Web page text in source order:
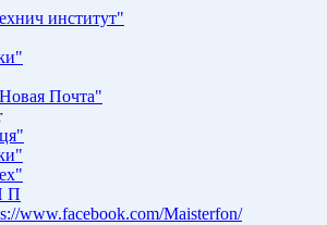
институт"
Почта"
П
www.facebook.com/Maisterfon/